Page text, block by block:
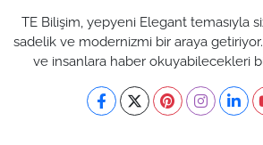
TE Bilişim, yepyeni Elegant temasıyla
sadelik ve modernizmi bir araya getiriyor.
ve insanlara haber okuyabilecekleri